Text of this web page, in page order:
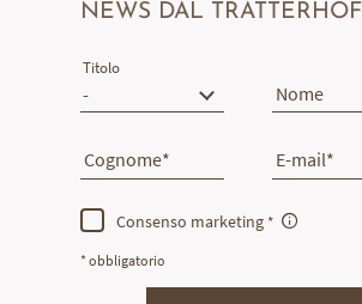
NEWS DAL TRATTERHOF
Titolo
Nome
Cognome E-mail
Consenso marketing
* obbligatorio